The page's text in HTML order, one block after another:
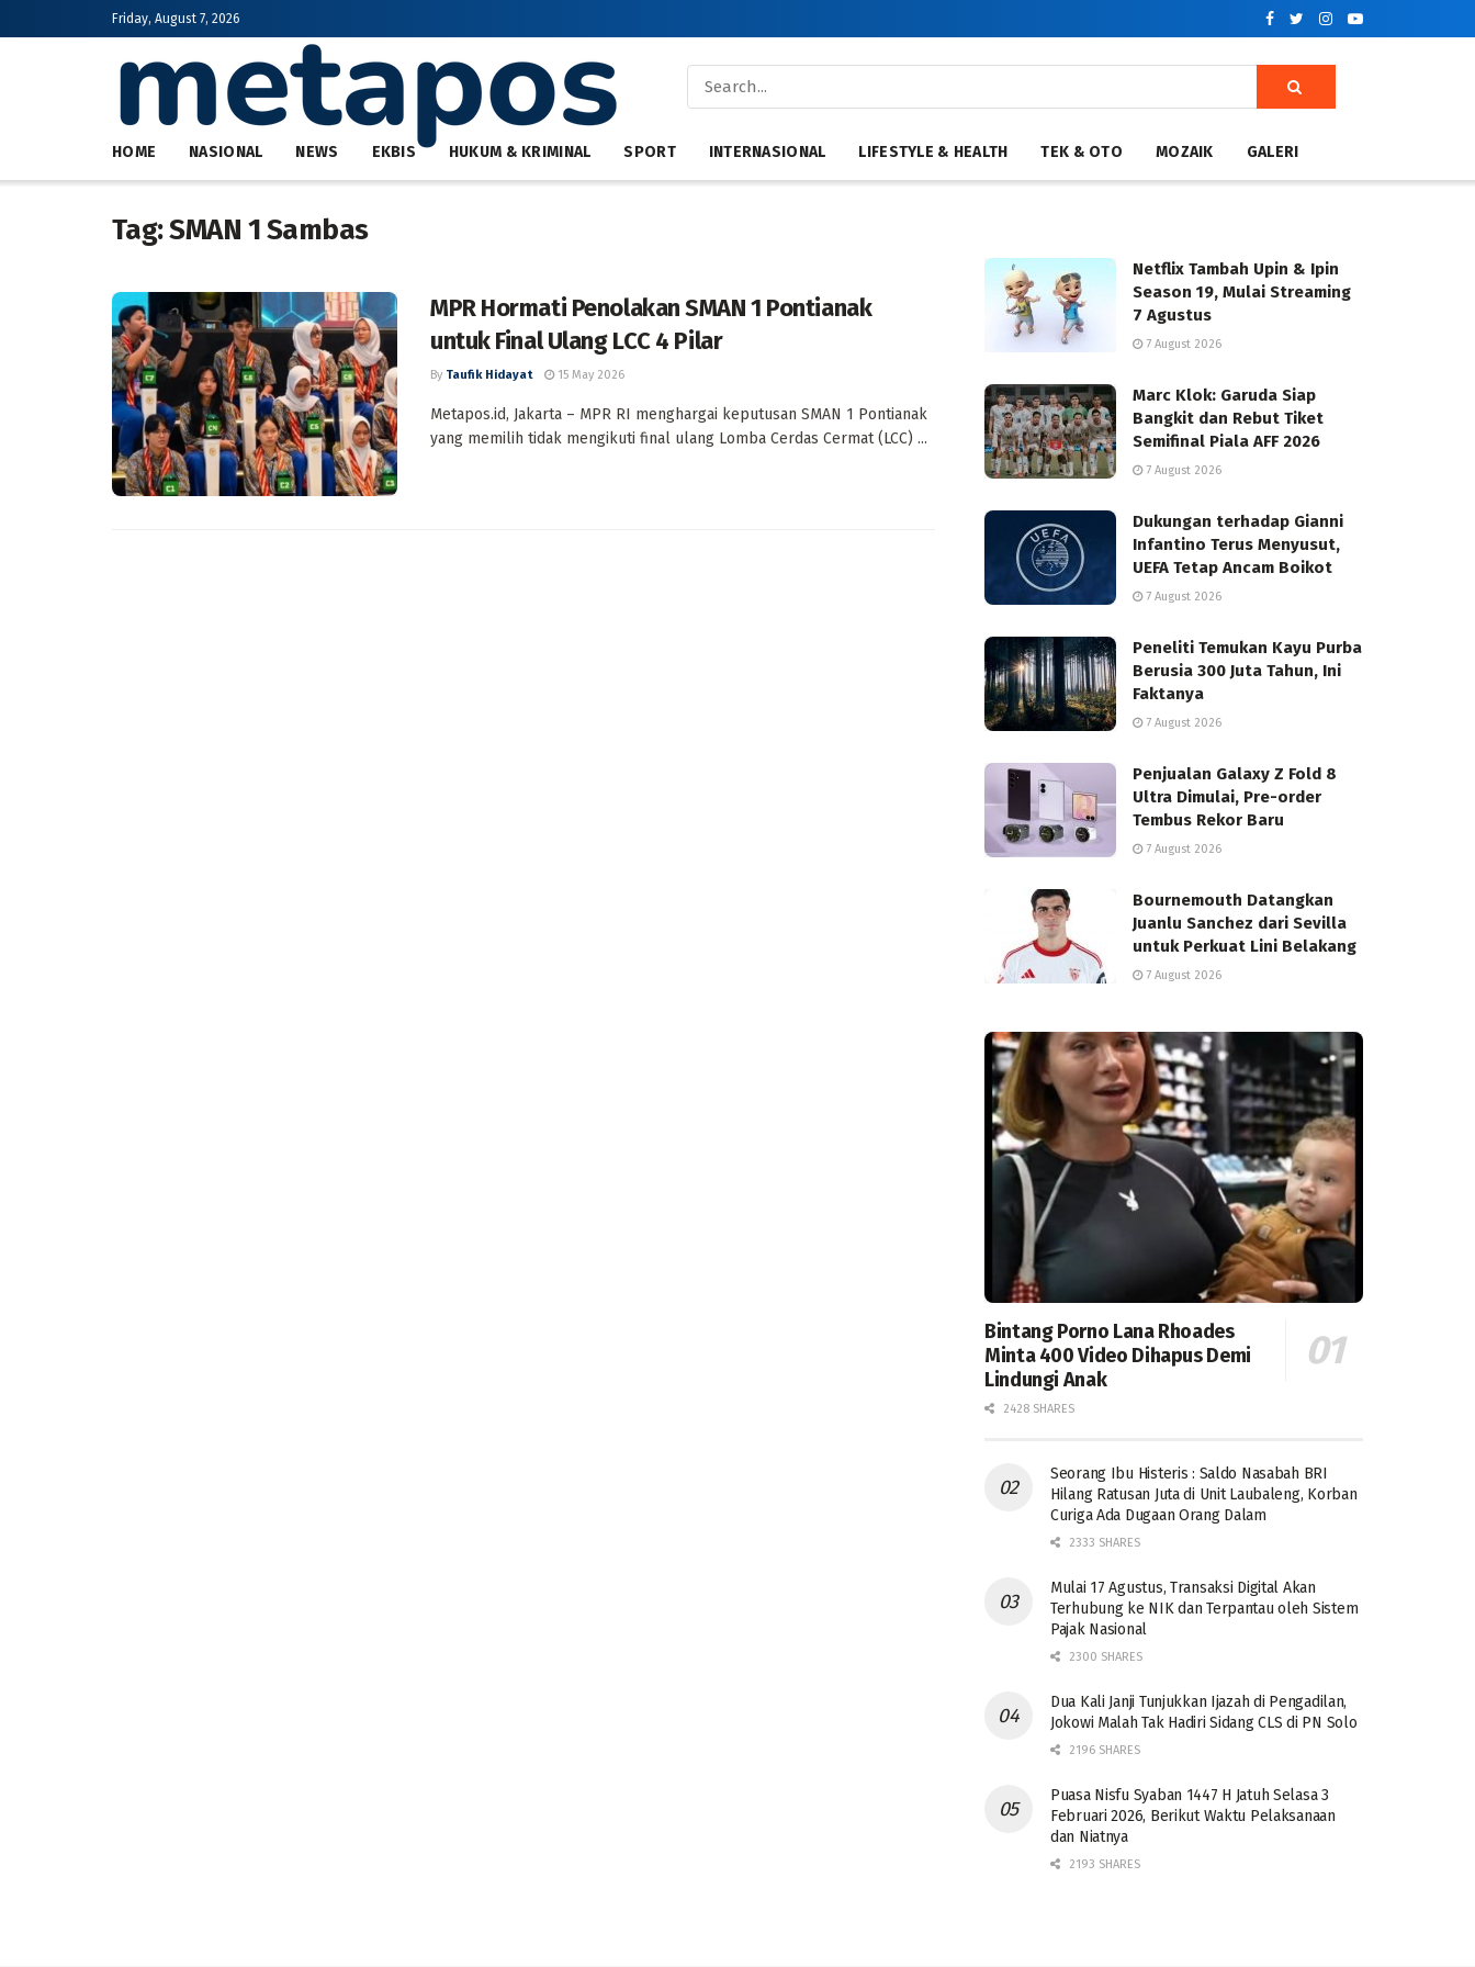
Friday, August 7, 2026
HOME NASIONAL NEWS EKBIS HUKUM & KRIMINAL SPORT INTERNASIONAL LIFESTYLE & HEALTH TEK & OTO MOZAIK GALERI
Tag:SMAN 1 Sambas
MPR Hormati Penolakan SMAN 1 Pontianak
untuk Final Ulang LCC 4 Pilar
By Taufik Hidayat 15 May 2026
Metapos.id, Jakarta – MPR RI menghargai keputusan SMAN 1 Pontianak
yang memilih tidak mengikuti final ulang Lomba Cerdas Cermat (LCC) ...
Netflix Tambah Upin & Ipin
Season 19, Mulai Streaming
7 Agustus
7 August 2026
Marc Klok: Garuda Siap
Bangkit dan Rebut Tiket
Semifinal Piala AFF 2026
7 August 2026
Dukungan terhadap Gianni
Infantino Terus Menyusut,
UEFA Tetap Ancam Boikot
7 August 2026
Peneliti Temukan Kayu Purba
Berusia 300 Juta Tahun, Ini
Faktanya
7 August 2026
Penjualan Galaxy Z Fold 8
Ultra Dimulai, Pre-order
Tembus Rekor Baru
7 August 2026
Bournemouth Datangkan
Juanlu Sanchez dari Sevilla
untuk Perkuat Lini Belakang
7 August 2026
Bintang Porno Lana Rhoades
Minta 400 Video Dihapus Demi
Lindungi Anak
2428 SHARES
Seorang Ibu Histeris : Saldo Nasabah BRI
Hilang Ratusan Juta di Unit Laubaleng, Korban
Curiga Ada Dugaan Orang Dalam
2333 SHARES
Mulai 17 Agustus, Transaksi Digital Akan
Terhubung ke NIK dan Terpantau oleh Sistem
Pajak Nasional
2300 SHARES
Dua Kali Janji Tunjukkan Ijazah di Pengadilan,
Jokowi Malah Tak Hadiri Sidang CLS di PN Solo
2196 SHARES
Puasa Nisfu Syaban 1447 H Jatuh Selasa 3
Februari 2026, Berikut Waktu Pelaksanaan
dan Niatnya
2193 SHARES